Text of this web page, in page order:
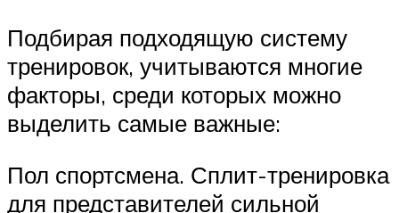
Подбирая подходящую систему
тренировок, учитываются многие
факторы, среди которых можно
выделить самые важные:
Пол спортсмена. Сплит-тренировка
для представителей сильной